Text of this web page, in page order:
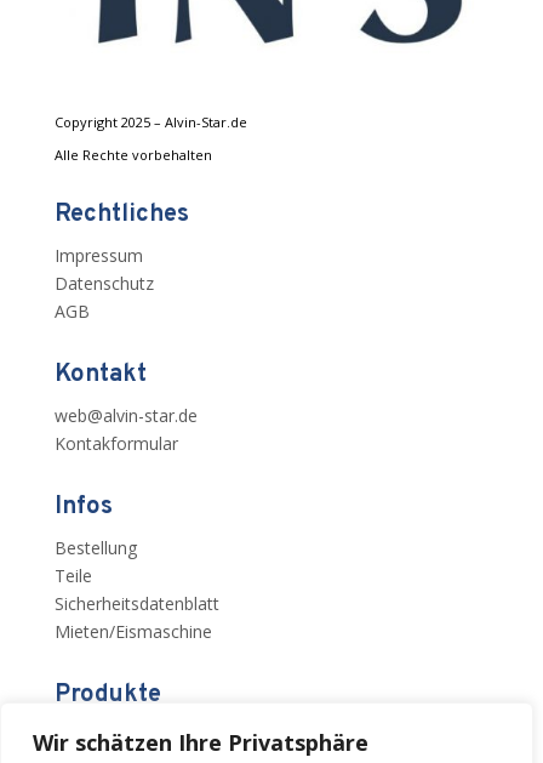
Wir schätzen Ihre Privatsphäre
Copyright 2025 – Alvin-Star.de
Alle Rechte vorbehalten
Rechtliches
Impressum
Datenschutz
AGB
Kontakt
web@alvin-star.de
Kontakformular
Infos
Bestellung
Teile
Sicherheitsdatenblatt
Mieten/Eismaschine
Produkte
Donutmaschinen